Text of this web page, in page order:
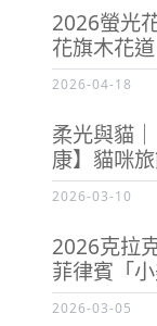
2026螢光
花旗木花
2026-04-18
柔光與貓
康】貓咪
2026-03-10
2026克拉
菲律賓「
2026-03-05